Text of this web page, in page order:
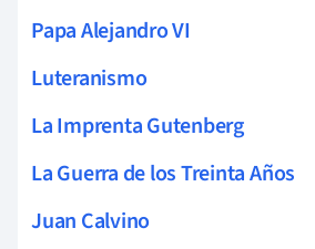
Papa Alejandro VI
Luteranismo
La Imprenta Gutenberg
La Guerra de los Treinta Años
Juan Calvino